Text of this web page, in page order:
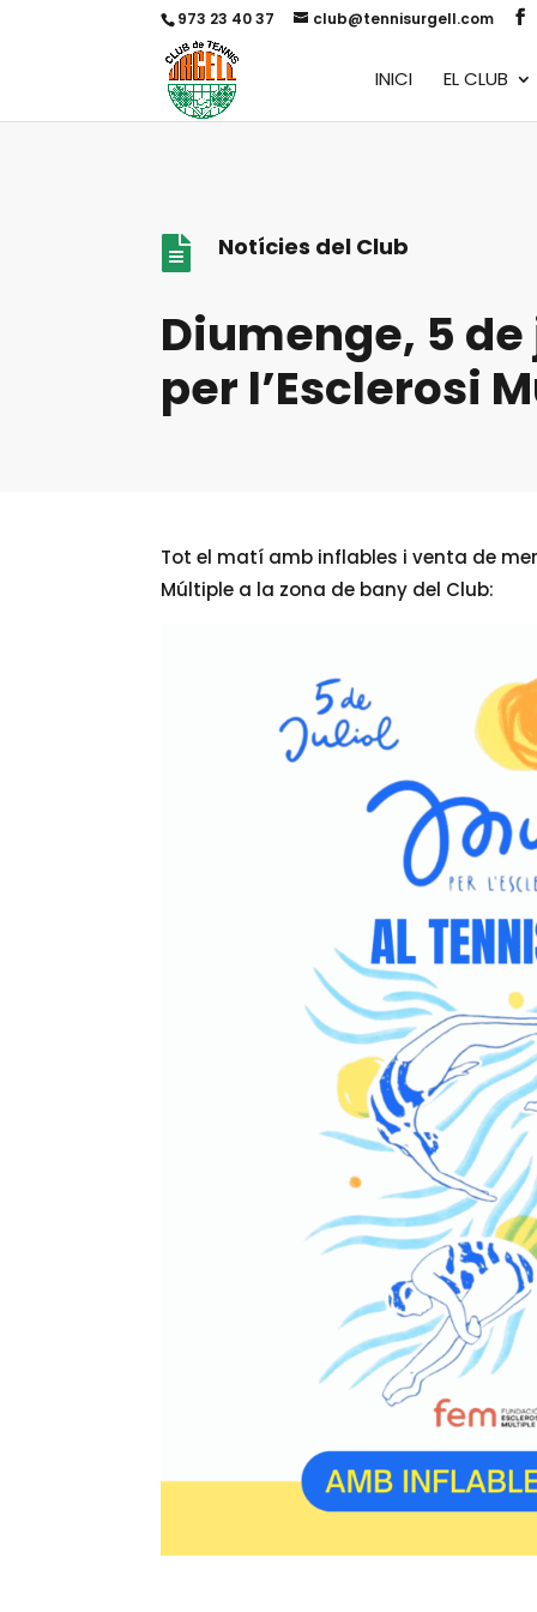
973 23 40 37 club@tennisurgell.com
INICI EL CLUB
 Notícies del Club
Diumenge, 5
per l’Esclerosi
Tot el matí amb inflables i venta de
Múltiple a la zona de bany del Club: